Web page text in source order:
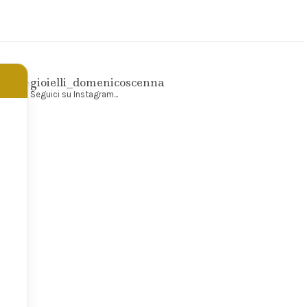
gioielli_domenicoscenna
Seguici su Instagram...